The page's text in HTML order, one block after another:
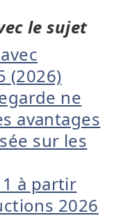
le sujet
(2026)
ne
avantages
sur les
à partir
2026